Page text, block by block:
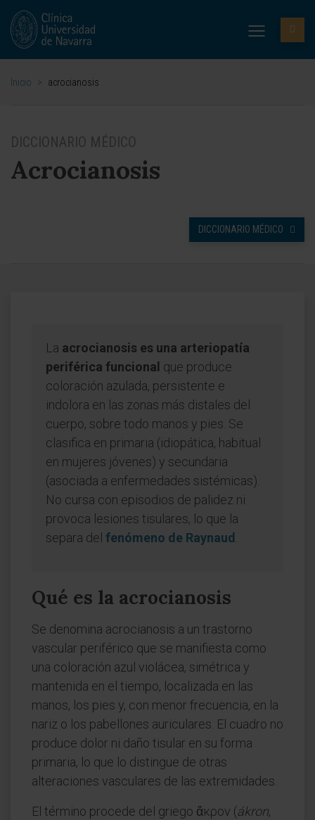
Inicio > acrocianosis
DICCIONARIO MÉDICO
Acrocianosis
DICCIONARIO MÉDICO
La acrocianosis es una arteriopatía
periférica funcional que produce
coloración azulada, persistente e
indolora en las zonas más distales del
cuerpo, sobre todo manos y pies. Se
clasifica en primaria (idiopática, habitual
en mujeres jóvenes) y secundaria
(asociada a enfermedades sistémicas).
No cursa con episodios de palidez ni
provoca lesiones tisulares, lo que la
separa del fenómeno de Raynaud
Qué es la acrocianosis
Se denomina acrocianosis a un trastorno
vascular periférico que se manifiesta como
una coloración azul violácea, simétrica y
mantenida en el tiempo, localizada en las
manos, los pies y, con menor frecuencia, en la
nariz o los pabellones auriculares. El cuadro no
produce dolor ni daño tisular en su forma
primaria, lo que lo distingue de otras
alteraciones vasculares de las extremidades.
El término procede del griego ἄκρον (ákron,